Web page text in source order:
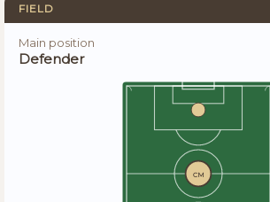
FIELD
Main position
Defender
CM